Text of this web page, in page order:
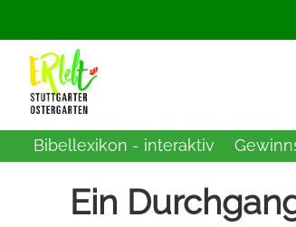
Bibellexikon - interaktiv
Ein